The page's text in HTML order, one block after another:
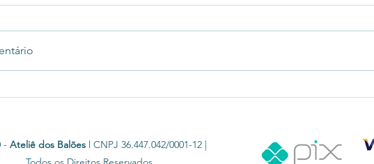
Personalizados
Max Buquê com Balões
- Ateliê dos Balões l CNPJ 36.447.042/0001-12 |